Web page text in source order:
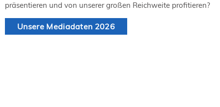
präsentieren und von unserer großen Reichweite profitieren?
Unsere Mediadaten 2026